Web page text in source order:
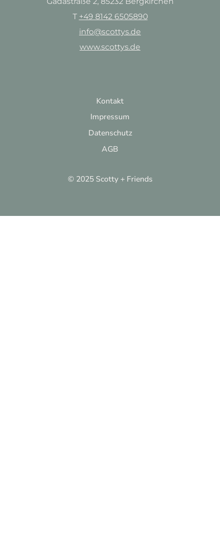
T +49 8142 6505890
info@scottys.de
www.scottys.de
© 2025 Scotty + Friends
Kontakt
Impressum
Datenschutz
AGB